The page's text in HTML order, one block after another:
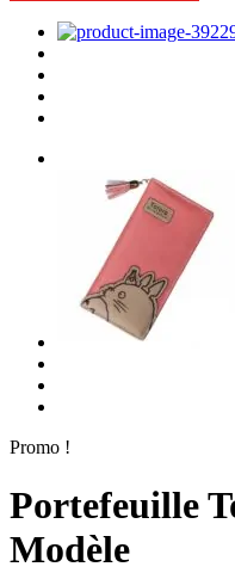
Promo !
Portefeuille
Modèle